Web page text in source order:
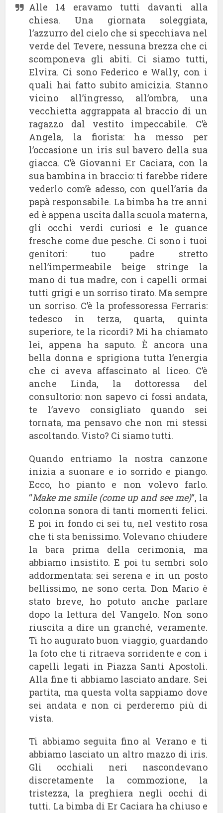
Alle 14 eravamo tutti davanti alla
chiesa. Una giornata soleggiata,
l’azzurro del cielo che si specchiava nel
verde del Tevere, nessuna brezza che ci
scomponeva gli abiti. Ci siamo tutti,
Elvira. Ci sono Federico e Wally, con i
quali hai fatto subito amicizia. Stanno
vicino all’ingresso, all’ombra, una
vecchietta aggrappata al braccio di un
ragazzo dal vestito impeccabile. C’è
Angela, la fiorista: ha messo per
l’occasione un iris sul bavero della sua
giacca. C’è Giovanni Er Caciara, con la
sua bambina in braccio: ti farebbe ridere
vederlo com’è adesso, con quell’aria da
papà responsabile. La bimba ha tre anni
ed è appena uscita dalla scuola materna,
gli occhi verdi curiosi e le guance
fresche come due pesche. Ci sono i tuoi
genitori: tuo padre stretto
nell’impermeabile beige stringe la
mano di tua madre, con i capelli ormai
tutti grigi e un sorriso tirato. Ma sempre
un sorriso. C’è la professoressa Ferraris:
tedesco in terza, quarta, quinta
superiore, te la ricordi? Mi ha chiamato
lei, appena ha saputo. È ancora una
bella donna e sprigiona tutta l’energia
che ci aveva affascinato al liceo. C’è
anche Linda, la dottoressa del
consultorio: non sapevo ci fossi andata,
te l’avevo consigliato quando sei
tornata, ma pensavo che non mi stessi
ascoltando. Visto? Ci siamo tutti.
Quando entriamo la nostra canzone
inizia a suonare e io sorrido e piango.
Ecco, ho pianto e non volevo farlo.
“Make me smile (come up and see me)“, la
colonna sonora di tanti momenti felici.
E poi in fondo ci sei tu, nel vestito rosa
che ti sta benissimo. Volevano chiudere
la bara prima della cerimonia, ma
abbiamo insistito. E poi tu sembri solo
addormentata: sei serena e in un posto
bellissimo, ne sono certa. Don Mario è
stato breve, ho potuto anche parlare
dopo la lettura del Vangelo. Non sono
riuscita a dire un granché, veramente.
Ti ho augurato buon viaggio, guardando
la foto che ti ritraeva sorridente e con i
capelli legati in Piazza Santi Apostoli.
Alla fine ti abbiamo lasciato andare. Sei
partita, ma questa volta sappiamo dove
sei andata e non ci perderemo più di
vista.
Ti abbiamo seguita fino al Verano e ti
abbiamo lasciato un altro mazzo di iris.
Gli occhiali neri nascondevano
discretamente la commozione, la
tristezza, la preghiera negli occhi di
tutti. La bimba di Er Caciara ha chiuso e